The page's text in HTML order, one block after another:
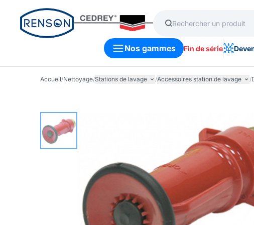
Nos gammes Fin de série
Accueil/Nettoyage/Stations de lavage /Accessoires station de lavage /